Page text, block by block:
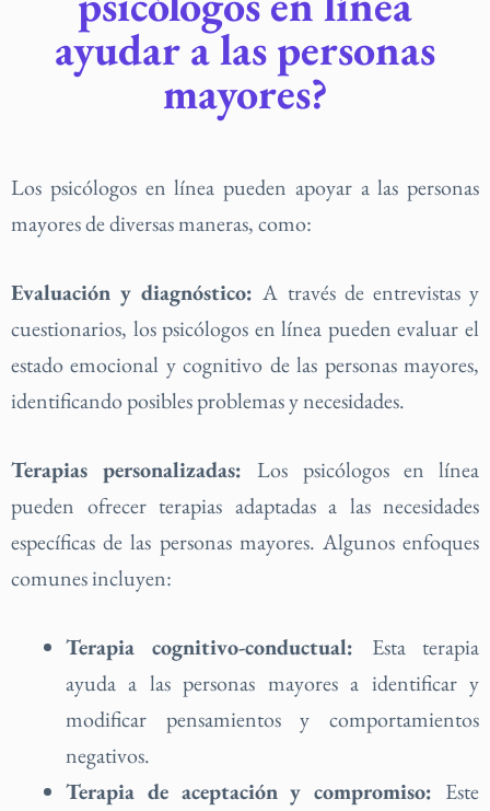
ayudar a las personas
mayores?
Los psicólogos en línea pueden apoyar a las personas
mayores de diversas maneras, como:
Evaluación y diagnóstico:A través de entrevistas y
cuestionarios, los psicólogos en línea pueden evaluar el
estado emocional y cognitivo de las personas mayores,
identificando posibles problemas y necesidades.
Terapias personalizadas:Los psicólogos en línea
pueden ofrecer terapias adaptadas a las necesidades
específicas de las personas mayores. Algunos enfoques
comunes incluyen:
Terapia cognitivo-conductual: Esta terapia
ayuda a las personas mayores a identificar y
modificar pensamientos y comportamientos
negativos.
Terapia de aceptación y compromiso: Este